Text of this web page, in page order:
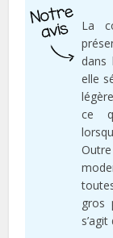
La
dans
elle
ce
gros